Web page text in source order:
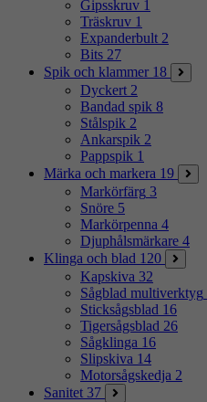
Gipsskruv 1
Träskruv 1
Expanderbult 2
Bits 27
Spik och klammer 18
Dyckert 2
Bandad spik 8
Stålspik 2
Ankarspik 2
Pappspik 1
Märka och markera 19
Markörfärg 3
Snöre 5
Markörpenna 4
Djuphålsmärkare 4
Klinga och blad 120
Kapskiva 32
Sågblad multiverktyg
Sticksågsblad 16
Tigersågsblad 26
Sågklinga 16
Slipskiva 14
Motorsågskedja 2
Sanitet 37